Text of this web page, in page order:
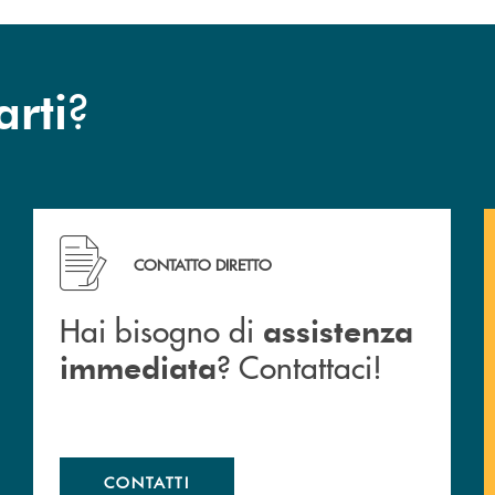
?
Hai bisogno di assistenza immediata ? Contattaci!
CONTATTO DIRETTO
Hai bisogno di assistenza
immediata? Contattaci!
CONTATTI